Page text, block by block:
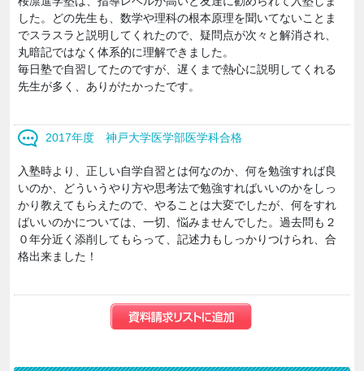
した。どの先生も、数学や理科の根本原理を聞いてないことま
でスラスラと説明してくれたので、疑問点が次々と解消され、
丸暗記ではなく体系的に理解できました。
毎日塾で自習してたのですが、遅くまで熱心に説明してくれる
先生が多く、ありがたかったです。
2017年度 神戸大学医学部医学科合格
入塾時より、正しい自学自習とは何なのか、何を勉強すれば良
いのか、どういうやり方や思考法で勉強すればいいのかをしっ
かり教えてもらえたので、やることは大変でしたが、何をすれ
ばいいのかについては、一切、悩みませんでした。過去問も２
０年分近く添削してもらって、記述力もしっかりつけられ、合
格出来ました！